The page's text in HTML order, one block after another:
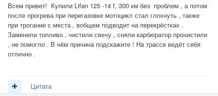
Всем привет! Купили Lifan 125 -14 f, 300 км без проблем , а потом
после прогрева при перегазовке мотоцикл стал глохнуть , также
при трогании с места , вобщем подводит на перекрёстках .
Заменили топливо , чистили свечу , сняли карбюратор прочистили
, не помогло . В чём причина подскажите ! На трассе ведёт себя
отлично .
Цитата